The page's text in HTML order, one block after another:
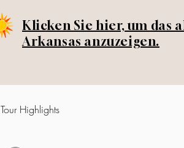
Klicken Sie hier, um das
Arkansas anzuzeigen.
Tour Highlights